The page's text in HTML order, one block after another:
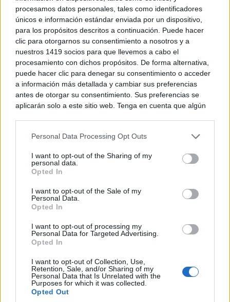
procesamos datos personales, tales como identificadores
únicos e información estándar enviada por un dispositivo,
para los propósitos descritos a continuación. Puede hacer
clic para otorgarnos su consentimiento a nosotros y a
nuestros 1419 socios para que llevemos a cabo el
procesamiento con dichos propósitos. De forma alternativa,
puede hacer clic para denegar su consentimiento o acceder
a información más detallada y cambiar sus preferencias
antes de otorgar su consentimiento. Sus preferencias se
aplicarán solo a este sitio web. Tenga en cuenta que algún
rechazar tal procesamiento. Puede cambiar sus preferencias
a este sitio y haciendo clic en el botón "Privacidad" en la
parte inferior de la página web.
Please note that this website/app uses one or more Google
services and may gather and store information including but
not limited to your visit or usage behaviour. You may click to
use your data for below specified purposes in below Google
consent section.
Personal Data Processing Opt Outs
I want to opt-out of the Sharing of my
personal data.
Opted In
I want to opt-out of the Sale of my
Personal Data.
Opted In
I want to opt-out of processing my
Personal Data for Targeted Advertising.
Opted In
I want to opt-out of Collection, Use,
Retention, Sale, and/or Sharing of my
Personal Data that Is Unrelated with the
Purposes for which it was collected.
Opted Out
Viaja sin visado
Los pasaportes que más puertas abren ¿está el tuyo?
Belleza indomable
El diamante que simboliza la feminidad indomable